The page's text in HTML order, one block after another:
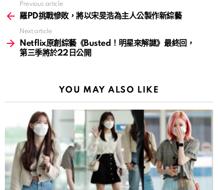
more
Previous article
羅PD挑戰慘敗，將以宋旻浩為主人公製作新綜藝
Next article
Netflix原創綜藝《Busted！明星來解謎》最終回，
第三季將於22日公開
YOU MAY ALSO LIKE